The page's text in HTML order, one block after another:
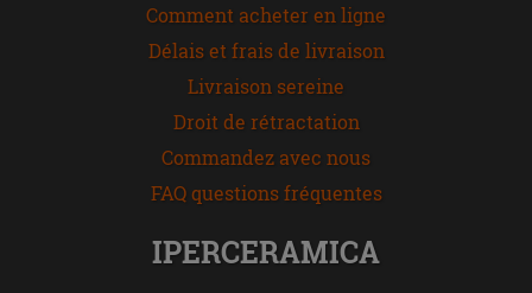
Comment acheter en ligne
Délais et frais de livraison
Livraison sereine
Droit de rétractation
Commandez avec nous
FAQ questions fréquentes
IPERCERAMICA